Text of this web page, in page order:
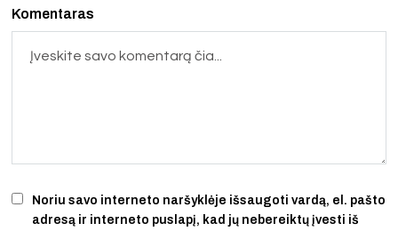
Noriu savo interneto naršyklėje išsaugoti vardą, el. pašto
adresą ir interneto puslapį, kad jų nebereiktų įvesti iš
Komentaras